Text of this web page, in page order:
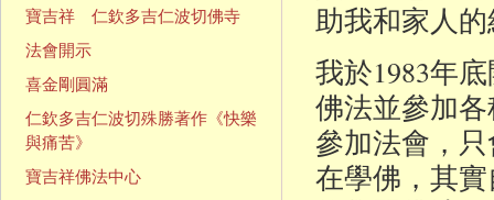
助我和家人
我於1983年
佛法並參加
參加法會，
在學佛，其
寶吉祥 仁欽多吉仁波切佛寺
法會開示
喜金剛圓滿
仁欽多吉仁波切殊勝著作《快樂
與痛苦》
寶吉祥佛法中心